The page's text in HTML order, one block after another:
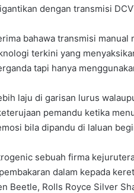
dengan transmisi
bahawa transmisi
terkini yang
tapi hanya
laju di garisan lurus
pemandu ketika
bila dipandu di laluan
sebuah firma
dalam kepada
Beetle, Rolls Royce Silver